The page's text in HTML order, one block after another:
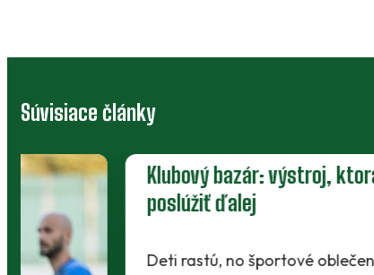
Súvisiace články
Klubový bazár: výstroj, ktorá môže
poslúžiť ďalej
Deti rastú, no športové oblečenie a vybavenie